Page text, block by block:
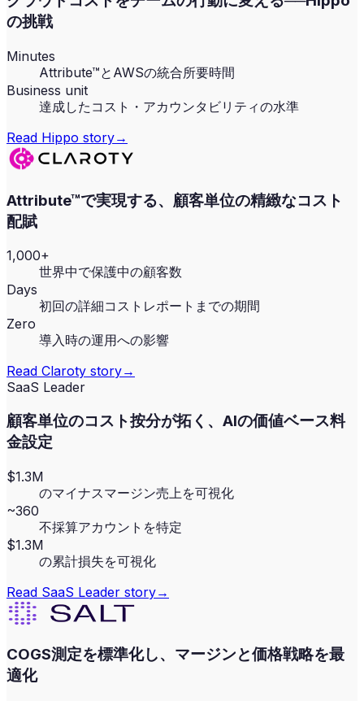
の挑戦
Minutes
Attribute™とAWSの統合所要時間
Business unit
達成したコスト・アカウンタビリティの水準
Read Hippo story→
Attribute™で実現する、顧客単位の精緻なコスト
配賦
1,000+
世界中で保護中の顧客数
Days
初回の詳細コストレポートまでの期間
Zero
導入時の運用への影響
Read Claroty story→
SaaS Leader
顧客単位のコスト按分が拓く、AIの価値ベース料
金設定
$1.3M
のマイナスマージン売上を可視化
~360
不採算アカウントを特定
$1.3M
の累計損失を可視化
Read SaaS Leader story→
COGS測定を標準化し、マージンと価格戦略を最
適化